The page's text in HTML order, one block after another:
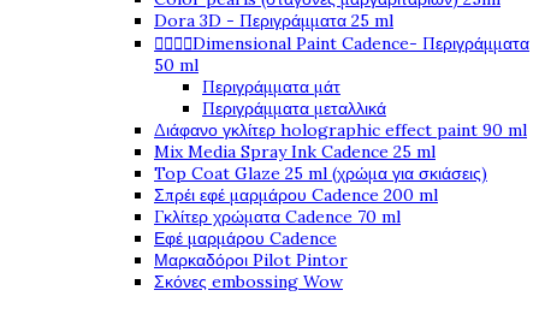
Dora 3D - Περιγράμματα 25 ml
Dimensional Paint Cadence- Περιγράμματα
50 ml
Περιγράμματα μάτ
Περιγράμματα μεταλλικά
Διάφανο γκλίτερ holographic effect paint 90 ml
Mix Media Spray Ink Cadence 25 ml
Top Coat Glaze 25 ml (χρώμα για σκιάσεις)
Σπρέι εφέ μαρμάρου Cadence 200 ml
Γκλίτερ χρώματα Cadence 70 ml
Εφέ μαρμάρου Cadence
Μαρκαδόροι Pilot Pintor
Σκόνες embossing Wow